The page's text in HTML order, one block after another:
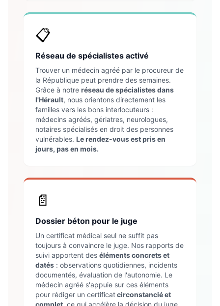
📋
Réseau de spécialistes activé
Trouver un médecin agréé par le procureur de
la République peut prendre des semaines.
Grâce à notre réseau de spécialistes dans
l'Hérault, nous orientons directement les
familles vers les bons interlocuteurs :
médecins agréés, gériatres, neurologues,
notaires spécialisés en droit des personnes
vulnérables. Le rendez-vous est pris en
jours, pas en mois.
📄
Dossier béton pour le juge
Un certificat médical seul ne suffit pas
toujours à convaincre le juge. Nos rapports de
suivi apportent des éléments concrets et
datés : observations quotidiennes, incidents
documentés, évaluation de l'autonomie. Le
médecin agréé s'appuie sur ces éléments
pour rédiger un certificatcirconstancié et
complet , ce qui accélère la décision du juge.